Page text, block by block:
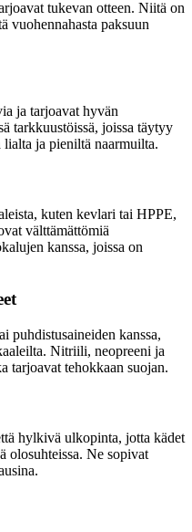
tukevan otteen. Niitä on
vuohennahasta paksuun
ja tarjoavat hyvän
tarkkuustöissä, joissa täytyy
lialta ja pieniltä naarmuilta.
kuten kevlari tai HPPE,
välttämättömiä
kanssa, joissa on
puhdistusaineiden kanssa,
Nitriili, neopreeni ja
tarjoavat tehokkaan suojan.
hylkivä ulkopinta, jotta kädet
olosuhteissa. Ne sopivat